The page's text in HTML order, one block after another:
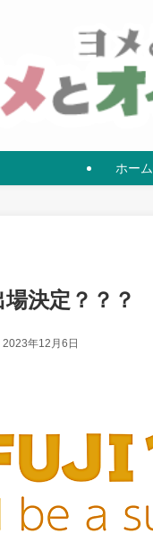
ホーム
決定？？？
2023年12月6日